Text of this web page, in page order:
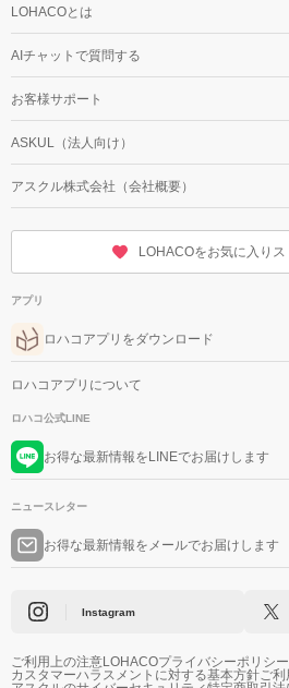
LOHACOとは
AIチャットで質問する
お客様サポート
ASKUL（法人向け）
アスクル株式会社（会社概要）
LOHACOをお気に入り
アプリ
ロハコアプリをダウンロード
ロハコアプリについて
ロハコ公式LINE
お得な最新情報をLINEでお届けします
ニュースレター
お得な最新情報をメールでお届けします
Instagram
ご利用上の注意LOHACOプライバシーポリシー
カスタマーハラスメントに対する基本方針ご利